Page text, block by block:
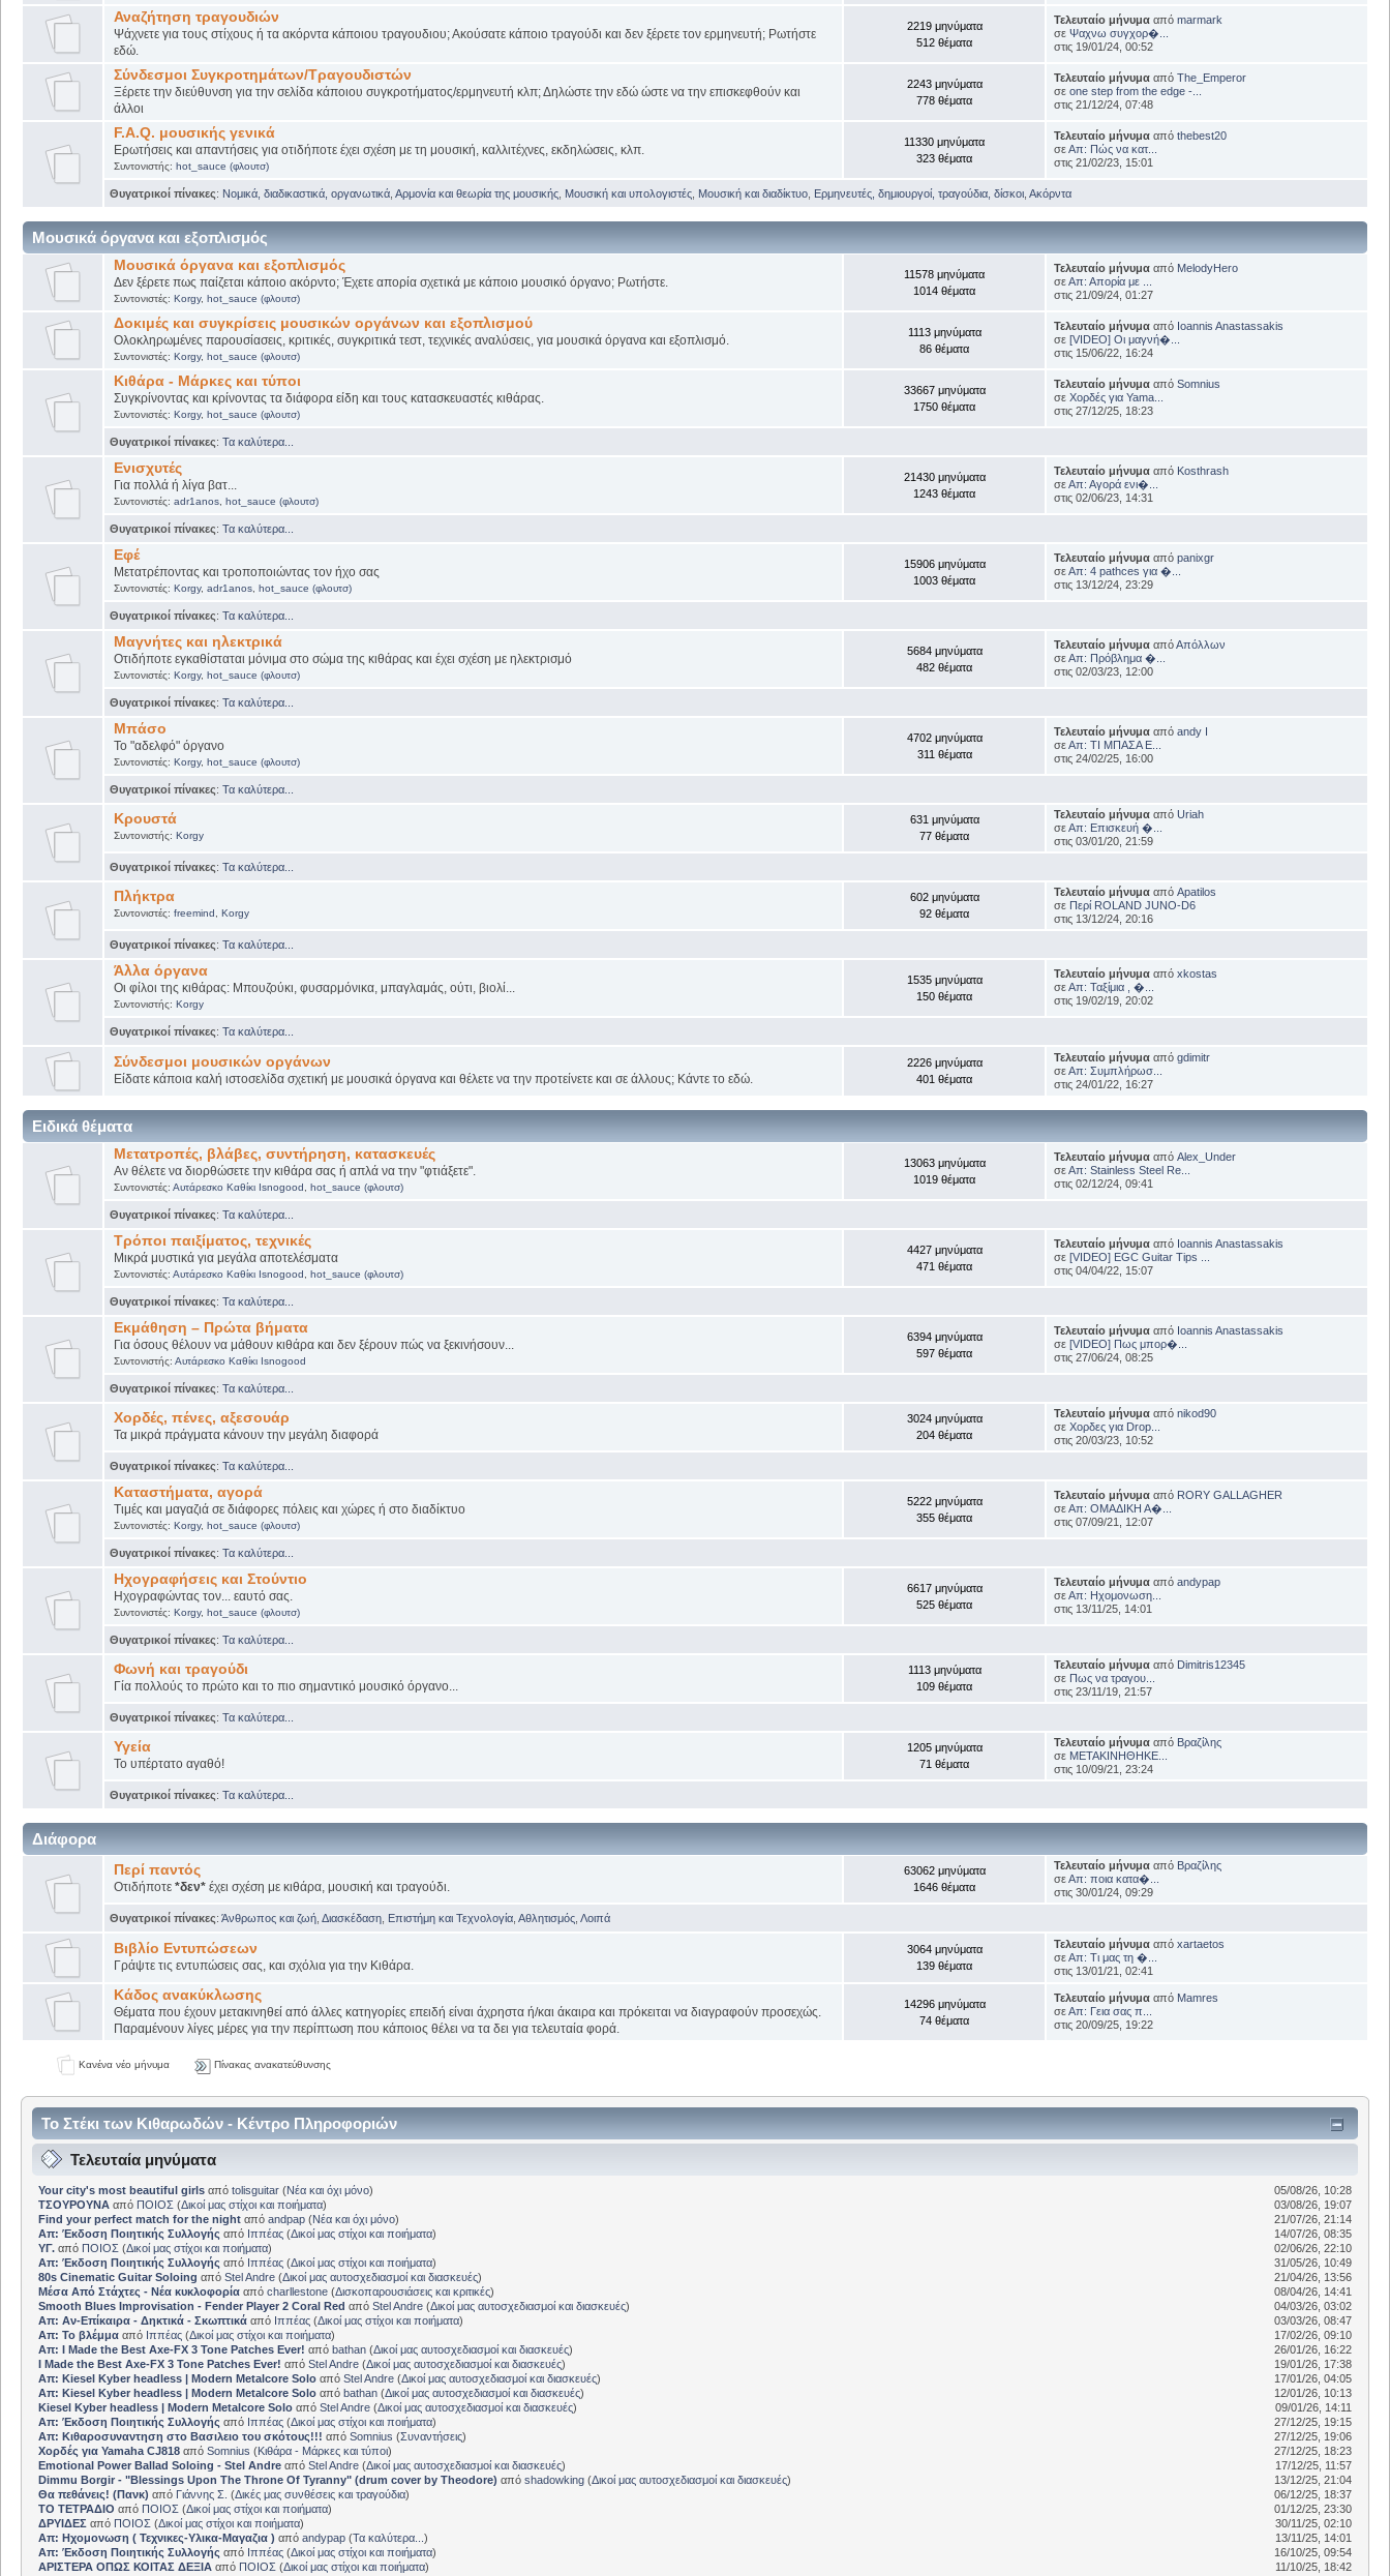
Αναζήτηση τραγουδιών
Ψάχνετε για τους στίχους ή τα ακόρντα κάποιου τραγουδιου; Ακούσατε κάποιο τραγούδι και δεν ξέρετε τον ερμηνευτή; Ρωτήστε
εδώ.
2219 μηνύματα
512 θέματα
Τελευταίο μήνυμα απόmarmark
σεΨαχνω συγχορ�...
στις 19/01/24, 00:52
Σύνδεσμοι Συγκροτημάτων/Τραγουδιστών
Ξέρετε την διεύθυνση για την σελίδα κάποιου συγκροτήματος/ερμηνευτή κλπ; Δηλώστε την εδώ ώστε να την επισκεφθούν και
άλλοι
2243 μηνύματα
778 θέματα
Τελευταίο μήνυμα απόThe_Emperor
σεone step from the edge -...
στις 21/12/24, 07:48
F.A.Q. μουσικής γενικά
Ερωτήσεις και απαντήσεις για οτιδήποτε έχει σχέση με τη μουσική, καλλιτέχνες, εκδηλώσεις, κλπ.
Συντονιστής: hot_sauce (φλουτσ)
11330 μηνύματα
323 θέματα
Τελευταίο μήνυμα απόthebest20
σεΑπ: Πώς να κατ...
στις 21/02/23, 15:01
Θυγατρικοί πίνακες: Νομικά, διαδικαστικά, οργανωτικά Αρμονία και θεωρία της μουσικής Μουσική και υπολογιστές Μουσική και διαδίκτυο Ερμηνευτές, δημιουργοί, τραγούδια, δίσκοι Ακόρντα
Μουσικά όργανα και εξοπλισμός
Μουσικά όργανα και εξοπλισμός
Δεν ξέρετε πως παίζεται κάποιο ακόρντο; Έχετε απορία σχετικά με κάποιο μουσικό όργανο; Ρωτήστε.
Συντονιστές: Korgy, hot_sauce (φλουτσ)
11578 μηνύματα
1014 θέματα
Τελευταίο μήνυμα από MelodyHero
σεΑπ: Απορία με ...
στις 21/09/24, 01:27
Δοκιμές και συγκρίσεις μουσικών οργάνων και εξοπλισμού
Ολοκληρωμένες παρουσίασεις, κριτικές, συγκριτικά τεστ, τεχνικές αναλύσεις, για μουσικά όργανα και εξοπλισμό.
Συντονιστές: Korgy, hot_sauce (φλουτσ)
1113 μηνύματα
86 θέματα
Τελευταίο μήνυμα από Ioannis Anastassakis
σε[VIDEO] Οι μαγνή�...
στις 15/06/22, 16:24
Κιθάρα - Μάρκες και τύποι
Συγκρίνοντας και κρίνοντας τα διάφορα είδη και τους κατασκευαστές κιθάρας.
Συντονιστές: Korgy, hot_sauce (φλουτσ)
33667 μηνύματα
1750 θέματα
Τελευταίο μήνυμα απόSomnius
σεΧορδές για Yama...
στις 27/12/25, 18:23
Θυγατρικοί πίνακες: Τα καλύτερα...
Ενισχυτές
Για πολλά ή λίγα βατ...
Συντονιστές: adr1anos, hot_sauce (φλουτσ)
21430 μηνύματα
1243 θέματα
Τελευταίο μήνυμα από Kosthrash
σεΑπ: Αγορά ενι�...
στις 02/06/23, 14:31
Θυγατρικοί πίνακες: Τα καλύτερα...
Εφέ
Μετατρέποντας και τροποποιώντας τον ήχο σας
Συντονιστές: Korgy, adr1anos, hot_sauce (φλουτσ)
15906 μηνύματα
1003 θέματα
Τελευταίο μήνυμα απόpanixgr
σεΑπ: 4 pathces για �...
στις 13/12/24, 23:29
Θυγατρικοί πίνακες: Τα καλύτερα...
Μαγνήτες και ηλεκτρικά
Οτιδήποτε εγκαθίσταται μόνιμα στο σώμα της κιθάρας και έχει σχέση με ηλεκτρισμό
Συντονιστές: Korgy, hot_sauce (φλουτσ)
5684 μηνύματα
482 θέματα
Τελευταίο μήνυμα απόΑπόλλων
σεΑπ: Πρόβλημα �...
στις 02/03/23, 12:00
Θυγατρικοί πίνακες: Τα καλύτερα...
Μπάσο
Το "αδελφό" όργανο
Συντονιστές: Korgy, hot_sauce (φλουτσ)
4702 μηνύματα
311 θέματα
Τελευταίο μήνυμα απόandy I
σεΑπ: ΤΙ ΜΠΑΣΑ Ε...
στις 24/02/25, 16:00
Θυγατρικοί πίνακες: Τα καλύτερα...
Κρουστά
Συντονιστής: Korgy
631 μηνύματα
77 θέματα
Τελευταίο μήνυμα απόUriah
σεΑπ: Επισκευή �...
στις 03/01/20, 21:59
Θυγατρικοί πίνακες: Τα καλύτερα...
Πλήκτρα
Συντονιστές: freemind Korgy
602 μηνύματα
92 θέματα
Τελευταίο μήνυμα απόApatilos
σε Περί ROLAND JUNO-D6
στις 13/12/24, 20:16
Θυγατρικοί πίνακες: Τα καλύτερα...
Άλλα όργανα
Οι φίλοι της κιθάρας: Μπουζούκι, φυσαρμόνικα, μπαγλαμάς, ούτι, βιολί...
Συντονιστής: Korgy
1535 μηνύματα
150 θέματα
Τελευταίο μήνυμα απόxkostas
σεΑπ: Ταξίμια , �...
στις 19/02/19, 20:02
Θυγατρικοί πίνακες: Τα καλύτερα...
Σύνδεσμοι μουσικών οργάνων
Είδατε κάποια καλή ιστοσελίδα σχετική με μουσικά όργανα και θέλετε να την προτείνετε και σε άλλους; Κάντε το εδώ.
2226 μηνύματα
401 θέματα
Τελευταίο μήνυμα απόgdimitr
σεΑπ: Συμπλήρωσ...
στις 24/01/22, 16:27
Ειδικά θέματα
Μετατροπές, βλάβες, συντήρηση, κατασκευές
Αν θέλετε να διορθώσετε την κιθάρα σας ή απλά να την "φτιάξετε".
Συντονιστές: Αυτάρεσκο Καθίκι Isnogood hot_sauce (φλουτσ)
13063 μηνύματα
1019 θέματα
Τελευταίο μήνυμα απόAlex_Under
σεΑπ: Stainless Steel Re...
στις 02/12/24, 09:41
Θυγατρικοί πίνακες: Τα καλύτερα...
Τρόποι παιξίματος, τεχνικές
Μικρά μυστικά για μεγάλα αποτελέσματα
Συντονιστές: Αυτάρεσκο Καθίκι Isnogood hot_sauce (φλουτσ)
4427 μηνύματα
471 θέματα
Τελευταίο μήνυμα από Ioannis Anastassakis
σε[VIDEO] EGC Guitar Tips ...
στις 04/04/22, 15:07
Θυγατρικοί πίνακες: Τα καλύτερα...
Εκμάθηση – Πρώτα βήματα
Για όσους θέλουν να μάθουν κιθάρα και δεν ξέρουν πώς να ξεκινήσουν...
Συντονιστής: Αυτάρεσκο Καθίκι Isnogood
6394 μηνύματα
597 θέματα
Τελευταίο μήνυμα από Ioannis Anastassakis
σε[VIDEO] Πως μπορ�...
στις 27/06/24, 08:25
Θυγατρικοί πίνακες: Τα καλύτερα...
Χορδές, πένες, αξεσουάρ
Τα μικρά πράγματα κάνουν την μεγάλη διαφορά
3024 μηνύματα
204 θέματα
Τελευταίο μήνυμα απόnikod90
σεΧορδες για Drop...
στις 20/03/23, 10:52
Θυγατρικοί πίνακες: Τα καλύτερα...
Καταστήματα, αγορά
Τιμές και μαγαζιά σε διάφορες πόλεις και χώρες ή στο διαδίκτυο
Συντονιστές: Korgy, hot_sauce (φλουτσ)
5222 μηνύματα
355 θέματα
Τελευταίο μήνυμα από RORY GALLAGHER
σεΑπ: ΟΜΑΔΙΚΗ Α�...
στις 07/09/21, 12:07
Θυγατρικοί πίνακες: Τα καλύτερα...
Ηχογραφήσεις και Στούντιο
Ηχογραφώντας τον... εαυτό σας.
Συντονιστές: Korgy, hot_sauce (φλουτσ)
6617 μηνύματα
525 θέματα
Τελευταίο μήνυμα απόandypap
σεΑπ: Ηχομονωση...
στις 13/11/25, 14:01
Θυγατρικοί πίνακες: Τα καλύτερα...
Φωνή και τραγούδι
Γία πολλούς το πρώτο και το πιο σημαντικό μουσικό όργανο...
1113 μηνύματα
109 θέματα
Τελευταίο μήνυμα από Dimitris12345
σε Πως να τραγου...
στις 23/11/19, 21:57
Θυγατρικοί πίνακες: Τα καλύτερα...
Υγεία
Το υπέρτατο αγαθό!
1205 μηνύματα
71 θέματα
Τελευταίο μήνυμα από Βραζίλης
σε ΜΕΤΑΚΙΝΗΘΗΚΕ...
στις 10/09/21, 23:24
Θυγατρικοί πίνακες: Τα καλύτερα...
Διάφορα
Περί παντός
Οτιδήποτε *δεν*έχει σχέση με κιθάρα, μουσική και τραγούδι.
63062 μηνύματα
1646 θέματα
Τελευταίο μήνυμα από Βραζίλης
σεΑπ: ποια κατα�...
στις 30/01/24, 09:29
Θυγατρικοί πίνακες: Άνθρωπος και ζωή Διασκέδαση Επιστήμη και Τεχνολογία Αθλητισμός Λοιπά
Βιβλίο Εντυπώσεων
Γράψτε τις εντυπώσεις σας, και σχόλια για την Κιθάρα.
3064 μηνύματα
139 θέματα
Τελευταίο μήνυμα απόxartaetos
σεΑπ: Τι μας τη �...
στις 13/01/21, 02:41
Κάδος ανακύκλωσης
Θέματα που έχουν μετακινηθεί από άλλες κατηγορίες επειδή είναι άχρηστα ή/και άκαιρα και πρόκειται να διαγραφούν προσεχώς.
Παραμένουν λίγες μέρες για την περίπτωση που κάποιος θέλει να τα δει για τελευταία φορά.
14296 μηνύματα
74 θέματα
Τελευταίο μήνυμα από Mamres
σεΑπ: Γεια σας π...
στις 20/09/25, 19:22
Κανένα νέο μήνυμα Πίνακας ανακατεύθυνσης
Το Στέκι των Κιθαρωδών - Κέντρο Πληροφοριών
Τελευταία μηνύματα
Your city's most beautiful girlsαπό tolisguitar(Νέα και όχι μόνο)
05/08/26, 10:28
ΤΣΟΥΡΟΥΝΑαπό ΠΟΙΟΣ (Δικοί μας στίχοι και ποιήματα)
03/08/26, 19:07
Find your perfect match for the nightαπό andpap(Νέα και όχι μόνο)
21/07/26, 21:14
Απ: Έκδοση Ποιητικής Συλλογής από Ιππέας(Δικοί μας στίχοι και ποιήματα)
14/07/26, 08:35
ΥΓ.από ΠΟΙΟΣ (Δικοί μας στίχοι και ποιήματα)
02/06/26, 22:10
Απ: Έκδοση Ποιητικής Συλλογής από Ιππέας(Δικοί μας στίχοι και ποιήματα)
31/05/26, 10:49
80s Cinematic Guitar Soloing από Stel Andre(Δικοί μας αυτοσχεδιασμοί και διασκευές)
21/04/26, 13:56
Μέσα Από Στάχτες - Νέα κυκλοφορίααπό charllestone(Δισκοπαρουσιάσεις και κριτικές)
08/04/26, 14:41
Smooth Blues Improvisation - Fender Player 2 Coral Red από Stel Andre(Δικοί μας αυτοσχεδιασμοί και διασκευές)
04/03/26, 03:02
Απ: Αν-Επίκαιρα - Δηκτικά - Σκωπτικά από Ιππέας(Δικοί μας στίχοι και ποιήματα)
03/03/26, 08:47
Απ: Το βλέμμα από Ιππέας(Δικοί μας στίχοι και ποιήματα)
17/02/26, 09:10
Απ: I Made the Best Axe-FX 3 Tone Patches Ever! από bathan(Δικοί μας αυτοσχεδιασμοί και διασκευές)
26/01/26, 16:22
I Made the Best Axe-FX 3 Tone Patches Ever! από Stel Andre(Δικοί μας αυτοσχεδιασμοί και διασκευές)
19/01/26, 17:38
Απ: Kiesel Kyber headless | Modern Metalcore Solo από Stel Andre(Δικοί μας αυτοσχεδιασμοί και διασκευές)
17/01/26, 04:05
Απ: Kiesel Kyber headless | Modern Metalcore Solo από bathan(Δικοί μας αυτοσχεδιασμοί και διασκευές)
12/01/26, 10:13
Kiesel Kyber headless | Modern Metalcore Solo από Stel Andre(Δικοί μας αυτοσχεδιασμοί και διασκευές)
09/01/26, 14:11
Απ: Έκδοση Ποιητικής Συλλογής από Ιππέας(Δικοί μας στίχοι και ποιήματα)
27/12/25, 19:15
Απ: Κιθαροσυναντηση στο Βασιλειο του σκότους!!! από Somnius (Συναντήσεις)
27/12/25, 19:06
Χορδές για Yamaha CJ818από Somnius (Κιθάρα - Μάρκες και τύποι)
27/12/25, 18:23
Emotional Power Ballad Soloing - Stel Andreαπό Stel Andre(Δικοί μας αυτοσχεδιασμοί και διασκευές)
17/12/25, 11:57
Dimmu Borgir - "Blessings Upon The Throne Of Tyranny" (drum cover by Theodore) από shadowking(Δικοί μας αυτοσχεδιασμοί και διασκευές)
13/12/25, 21:04
Θα πεθάνεις! (Πανκ) από Γιάννης Σ. (Δικές μας συνθέσεις και τραγούδια)
06/12/25, 18:37
ΤΟ ΤΕΤΡΑΔΙΟ από ΠΟΙΟΣ (Δικοί μας στίχοι και ποιήματα)
01/12/25, 23:30
ΔΡΥΙΔΕΣ από ΠΟΙΟΣ (Δικοί μας στίχοι και ποιήματα)
30/11/25, 02:10
Απ: Ηχομονωση ( Τεχνικες-Υλικα-Μαγαζια ) από andypap(Τα καλύτερα... )
13/11/25, 14:01
Απ: Έκδοση Ποιητικής Συλλογής από Ιππέας(Δικοί μας στίχοι και ποιήματα)
16/10/25, 09:54
ΑΡΙΣΤΕΡΑ ΟΠΩΣ ΚΟΙΤΑΣ ΔΕΞΙΑαπό ΠΟΙΟΣ (Δικοί μας στίχοι και ποιήματα)
11/10/25, 18:42